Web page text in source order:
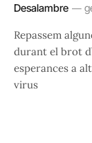
Desalambre
Repassem
durant el brot
esperances a
virus